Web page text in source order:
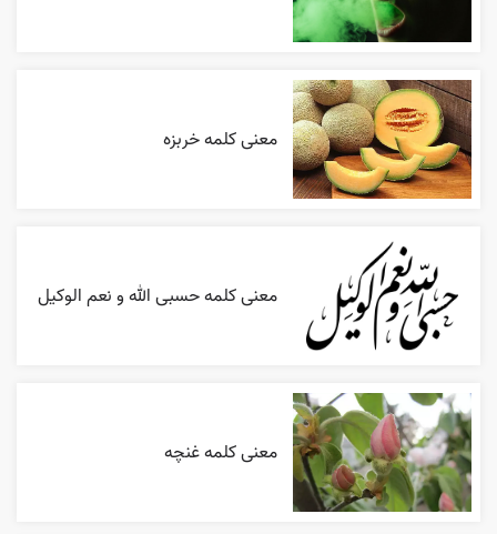
معنی کلمه خربزه
معنی کلمه حسبی الله و نعم الوکیل
معنی کلمه غنچه